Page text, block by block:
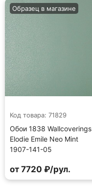
Код товара: 71829
Обои 1838 Wallcoverings
Elodie Emile Neo Mint
1907-141-05
Образец в магазине
от 7720 ₽/рул.